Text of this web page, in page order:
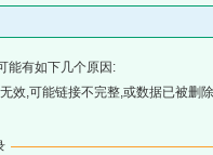
能有如下几个原因:
效,可能链接不完整,或数据已被删